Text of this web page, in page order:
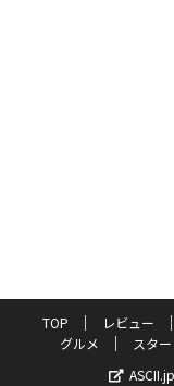
TOP レビュー
グルメ
スタ
ASCII.jp